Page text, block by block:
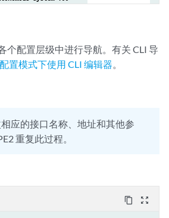
bridge-domains bda vlan-id 10
bridge-domains bda bridge-options
bridge-domains bdb domain-type bridge
bridge-domains bdb routing-interface
bridge-domains bdb bridge-options
instance-type vrf
vrf interface irb.0
vrf interface irb.1
vrf-target target:100:2
vrf vrf-table-label
all
fxp0.0 disable
switched-path PE2-to-PE1 from 10.255.237.18
switched-path PE2-to-PE1 to 10.255.169.37
fxp0.0 disable
ibgp local-address 10.255.237.18
ibgp family evpn signaling
ibgp neighbor 10.255.169.37
0.0.0.0 interface fxp0.0 disable
instance-type virtual-switch
个配置层级中进行导航。有关 CLI 导
置模式下使用 CLI 编辑器。
应的接口名称、地址和其他参
重复此过程。
content_copy zoom_out_map